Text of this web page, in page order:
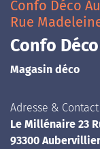
Confo Déco
Rue
Confo Déco
Magasin déco
Adresse & Contact
Le Millénaire 23
93300